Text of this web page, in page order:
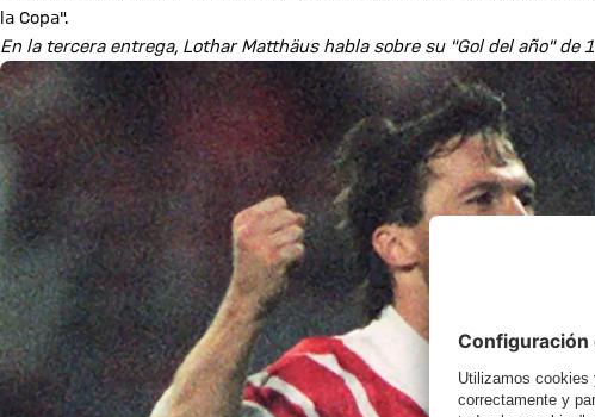
la Copa".
En la tercera entrega, Lothar Matthäus habla sobre su "Gol del año" de